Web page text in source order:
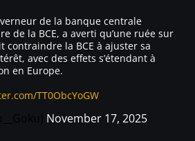
de la banque centrale
de la BCE, a averti qu’une ruée sur
contraindre la BCE à ajuster sa
avec des effets s’étendant à
en Europe.
TT0ObcYoGW
November 17, 2025